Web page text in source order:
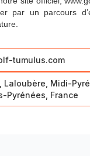
par un parcours
tumulus.com
Laloubère, Midi-
Pyrénées, France